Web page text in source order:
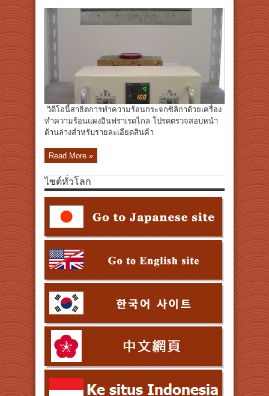
วิดีโอนี้สาธิตการทำความร้อนกระจกซิลิกาด้วยเครื่อง
ทำความร้อนแผงอินฟราเรดไกล โปรดตรวจสอบหน้า
ด้านล่างสำหรับรายละเอียดสินค้า
Read More »
ไซต์ทั่วโลก